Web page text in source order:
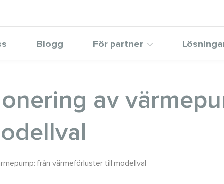
Blogg För partner
av
från värmeförluster till modellval